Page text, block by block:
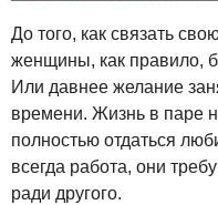
До того, как связать
женщины, как правило,
Или давнее желание
времени. Жизнь в паре
полностью отдаться
всегда работа, они
ради другого.